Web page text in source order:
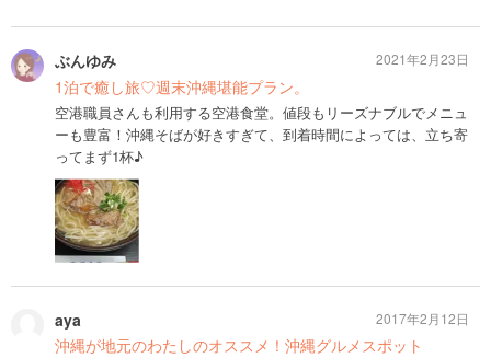
ぶんゆみ
1泊で癒し旅♡週末沖縄堪能プラン。
空港職員さんも利用する空港食堂。値段もリーズナブルでメニュ
ーも豊富！沖縄そばが好きすぎて、到着時間によっては、立ち寄
ってまず1杯♪
2021年2月23日
aya
沖縄が地元のわたしのオススメ！沖縄グルメスポット
2017年2月12日